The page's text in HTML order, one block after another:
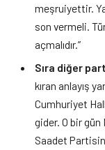
meşruiyettir.
son vermeli.
açmalıdır.”
Sıra diğer
kıran anlayış
Cumhuriyet
gider. O bir gün
Saadet